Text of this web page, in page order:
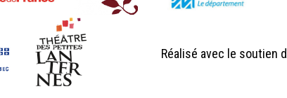
ARTISTIQUE :
la compagnie KMK et Des ricochets sur les
accueillait les participants dans ferme de
Réalisé avec le soutien